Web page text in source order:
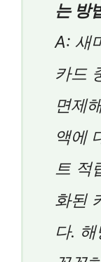
는 방
A: 새
카드
면제
액에
트 적
화된
다.